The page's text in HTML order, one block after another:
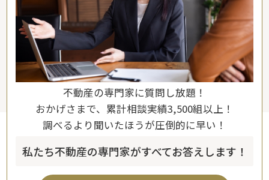
不動産の専門家に質問し放題！
おかげさまで、累計相談実績3,500組以上！
調べるより聞いたほうが圧倒的に早い！
私たち不動産の専門家がすべてお答えします！